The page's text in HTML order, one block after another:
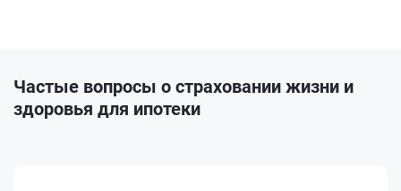
Частые вопросы о страховании жизни и
здоровья для ипотеки